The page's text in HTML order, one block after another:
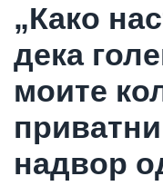
„Како
дека
моите
надвор